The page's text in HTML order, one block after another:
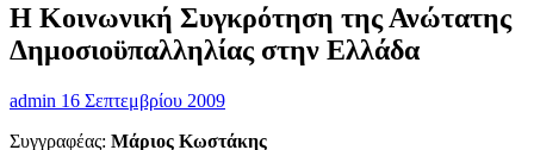
Η Κοινωνική Συγκρότηση της Ανώτατης
Δημοσιοϋπαλληλίας στην Ελλάδα
admin 16 Σεπτεμβρίου 2009
Συγγραφέας: Μάριος Κωστάκης